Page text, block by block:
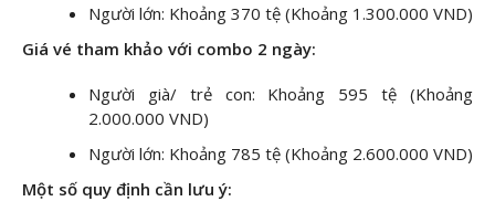
Người lớn: Khoảng 370 tệ (Khoảng 1.300.000 VND)
Giá vé tham khảo với combo 2 ngày:
Người già/ trẻ con: Khoảng 595 tệ (Khoảng
2.000.000 VND)
Người lớn: Khoảng 785 tệ (Khoảng 2.600.000 VND)
Một số quy định cần lưu ý: